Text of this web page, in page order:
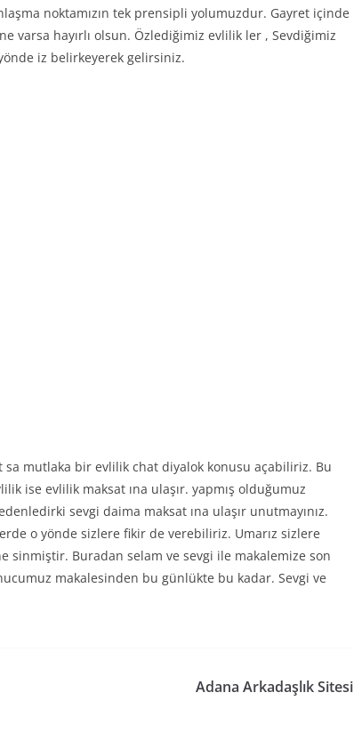
noktamızın tek prensipli yolumuzdur. Gayret içinde
varsa hayırlı olsun. Özlediğimiz evlilik ler , Sevdiğimiz
iz belirkeyerek gelirsiniz.
sa mutlaka bir evlilik chat diyalok konusu açabiliriz. Bu
ise evlilik maksat ına ulaşır. yapmış olduğumuz
sevgi daima maksat ına ulaşır unutmayınız.
o yönde sizlere fikir de verebiliriz. Umarız sizlere
sinmiştir. Buradan selam ve sevgi ile makalemize son
makalesinden bu günlükte bu kadar. Sevgi ve
Adana Arkadaşlık Sitesi